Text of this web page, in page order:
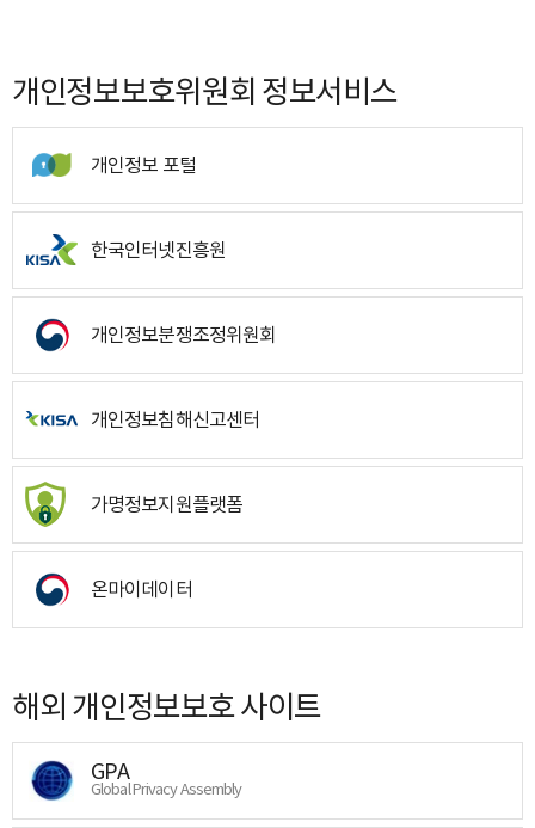
개인정보보호위원회 정보서비스
개인정보 포털
한국인터넷진흥원
개인정보분쟁조정위원회
개인정보침해신고센터
가명정보지원플랫폼
온마이데이터
해외 개인정보보호 사이트
GPA
Global Privacy Assembly